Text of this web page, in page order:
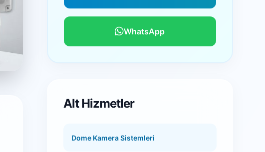
WhatsApp
Alt Hizmetler
Dome Kamera Sistemleri